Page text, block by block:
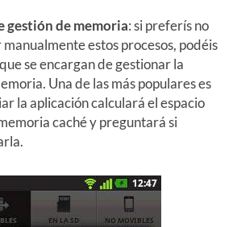
gestión de memoria: si preferís no
estos procesos, podéis
se encargan de gestionar la
Una de las más populares es
la aplicación calculará el espacio
caché y preguntará si